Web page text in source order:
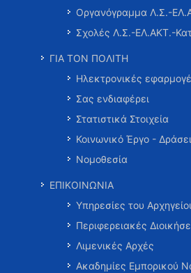
Οργανόγραμμα Λ.Σ.-
Σχολές Λ.Σ.-ΕΛ.ΑΚΤ.-
ΓΙΑ ΤΟΝ ΠΟΛΙΤΗ
Ηλεκτρονικές
Σας ενδιαφέρει
Στατιστικά Στοιχεία
Κοινωνικό Έργο -
Νομοθεσία
ΕΠΙΚΟΙΝΩΝΙΑ
Υπηρεσίες του
Περιφερειακές
Λιμενικές Αρχές
Ακαδημίες Εμπορικού